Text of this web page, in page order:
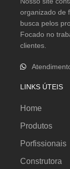
organizado de
busca pelos
Focado no
clientes.
LINKS ÚTEIS
Home
Produtos
Porfissionais
Construtora